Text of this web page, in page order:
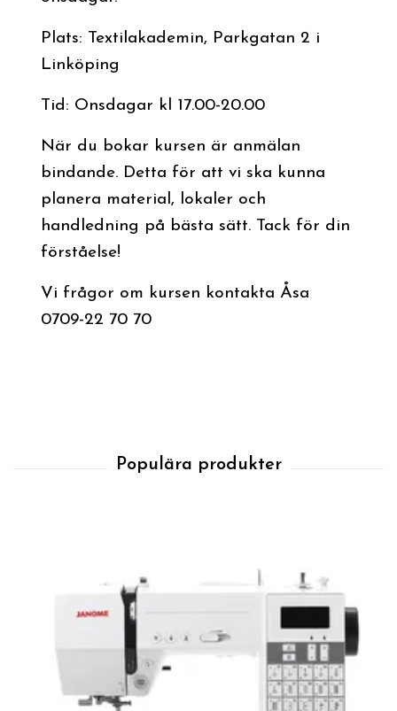
Plats: Textilakademin, Parkgatan 2 i
Linköping
Tid: Onsdagar kl 17.00-20.00
När du bokar kursen är anmälan
bindande. Detta för att vi ska kunna
planera material, lokaler och
handledning på bästa sätt. Tack för din
förståelse!
Vi frågor om kursen kontakta Åsa
0709-22 70 70